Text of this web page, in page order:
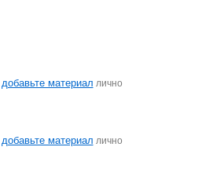
добавьте материал лично
добавьте материал лично